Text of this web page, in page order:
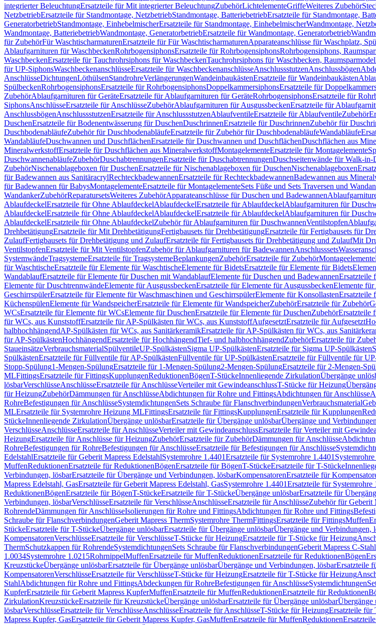
integrierter BeleuchtungErsatzteile für Mit integrierter BeleuchtungZubehörLichtelementeGriffeWeiteres Zubehör
NetzbetriebErsatzteile für Standmontage, NetzbetriebStandmontage, BatteriebetriebErsatzteile für Standmontage,
GeneratorbetriebStandmontage, EinhebelmischerErsatzteile für Standmontage, EinhebelmischerWandmontage,
Wandmontage, BatteriebetriebWandmontage, GeneratorbetriebErsatzteile für Wandmontage, Generatorbetrieb
für ZubehörFür WaschtischarmaturenErsatzteile für Für WaschtischarmaturenApparateanschlüsse für Waschplatz,
Ablaufgarnituren für WaschbeckenRohrbogensiphonsErsatzteile für RohrbogensiphonsRohrbogensiphons,
WaschbeckenErsatzteile für Tauchrohrsiphons für WaschbeckenTauchrohrsiphons für Waschbecken,
für UP-SiphonsWaschbeckenanschlüsseErsatzteile für WaschbeckenanschlüsseAnschlussstutzenAnschlussbögen
AnschlüsseDichtungenLöthülsenStandrohreVerlängerungenWandeinbaukästenErsatzteile für Wandeinbaukästen
SpülbeckenRohrbogensiphonsErsatzteile für RohrbogensiphonsDoppelkammersiphonsErsatzteile für
ZubehörAblaufgarnituren für GeräteErsatzteile für Ablaufgarnituren für GeräteRohrbogensiphonsErsatzteile für
SiphonsAnschlüsseErsatzteile für AnschlüsseZubehörAblaufgarnituren für AusgussbeckenErsatzteile für
AnschlussbögenAnschlussstutzenErsatzteile für AnschlussstutzenAblaufventileErsatzteile für AblaufventileZubehör
DuschenErsatzteile für Bodenentwässerung für DuschenDuschrinnenErsatzteile für DuschrinnenZubehör für
DuschbodenabläufeZubehör für DuschbodenabläufeErsatzteile für Zubehör für DuschbodenabläufeWandabläufe
WandabläufeDuschwannen und DuschflächenErsatzteile für Duschwannen und DuschflächenDuschflächen aus
MineralwerkstoffErsatzteile für Duschflächen aus MineralwerkstoffMontagelementeErsatzteile für Montagelemente
DuschwannenabläufeZubehörDuschabtrennungenErsatzteile für DuschabtrennungenDuschseitenwände für Walk-in-
ZubehörNischenablageboxen für DuschenErsatzteile für Nischenablageboxen für DuschenNischenablageboxen
für Badewannen aus SanitäracrylRechteckbadewannenErsatzteile für RechteckbadewannenBadewannen aus
für Badewannen für BabysMontagelementeErsatzteile für MontagelementeSets Füße und Sets Traversen und
WandankerZubehörReparatursetsWeiteres ZubehörApparateanschlüsse für Duschen und Badewannen
AblaufdeckelErsatzteile für Ohne AblaufdeckelAblaufdeckelErsatzteile für AblaufdeckelAblaufgarnituren für
AblaufdeckelErsatzteile für Ohne AblaufdeckelAblaufdeckelErsatzteile für AblaufdeckelAblaufgarnituren für
AblaufdeckelErsatzteile für Ohne AblaufdeckelZubehör für Ablaufgarnituren für DuschwannenVentilstopfen
DrehbetätigungErsatzteile für Mit DrehbetätigungFertigbausets für DrehbetätigungErsatzteile für Fertigbausets für
ZulaufFertigbausets für Drehbetätigung und ZulaufErsatzteile für Fertigbausets für Drehbetätigung und ZulaufMit
VentilstopfenErsatzteile für Mit VentilstopfenZubehör für Ablaufgarnituren für BadewannenAnschlusssets
SystemwändeTragsystemeErsatzteile für TragsystemeBeplankungenZubehörErsatzteile für ZubehörMontageelemente
für WaschtischeErsatzteile für Elemente für WaschtischeElemente für BidetsErsatzteile für Elemente für Bidets
WandablaufErsatzteile für Elemente für Duschen mit WandablaufElemente für Duschen und BadewannenErsatzteile
Elemente für DuschtrennwändeElemente für AusgussbeckenErsatzteile für Elemente für AusgussbeckenElemente für
GeschirrspülerErsatzteile für Elemente für Waschmaschinen und GeschirrspülerElemente für KonsollastenErsatzteile
KüchenspülenElemente für WandspeicherErsatzteile für Elemente für WandspeicherZubehörErsatzteile für Zubehör
WCsErsatzteile für Elemente für WCsElemente für DuschenErsatzteile für Elemente für DuschenZubehörErsatzteile
für WCs, aus KunststoffErsatzteile für AP-Spülkästen für WCs, aus KunststoffAufgesetztErsatzteile für Aufgesetzt
halbhochhängendAP-Spülkästen für WCs, aus SanitärkeramikErsatzteile für AP-Spülkästen für WCs, aus
für AP-SpülkästenHochhängendErsatzteile für HochhängendTief- und halbhochhängendZubehörErsatzteile für
StaueinsätzeVerbrauchsmaterialSpülventileUP-SpülkästenSigma UP-SpülkästenErsatzteile für Sigma UP-Spülkästen
SpülkästenErsatzteile für Füllventile für AP-SpülkästenFüllventile für UP-SpülkästenErsatzteile für Füllventile für
Stopp-Spülung1-Mengen-SpülungErsatzteile für 1-Mengen-Spülung2-Mengen-SpülungErsatzteile für 2-Mengen-
MLFittingsErsatzteile für FittingsKupplungenReduktionenBögenT-StückeInnenliegende ZirkulationÜbergänge
lösbarVerschlüsseAnschlüsseErsatzteile für AnschlüsseVerteiler mit GewindeanschlussT-Stücke für Heizung
für HeizungZubehörDämmungen für AnschlüsseAbdichtungen für Rohre und FittingsAbdichtungen für Anschlüsse
RohreBefestigungen für AnschlüsseSystemdichtungenSets Schraube für FlanschverbindungenVerbrauchsmaterial
MLErsatzteile für Systemrohre Heizung MLFittingsErsatzteile für FittingsKupplungenErsatzteile für Kupplungen
StückeInnenliegende ZirkulationÜbergänge unlösbarErsatzteile für Übergänge unlösbarÜbergänge und
VerschlüsseAnschlüsseErsatzteile für AnschlüsseVerteiler mit GewindeanschlussErsatzteile für Verteiler mit
HeizungErsatzteile für Anschlüsse für HeizungZubehörErsatzteile für ZubehörDämmungen für Anschlüsse
RohreBefestigungen für RohreBefestigungen für AnschlüsseErsatzteile für Befestigungen für Anschlüsse
EdelstahlErsatzteile für Geberit Mapress EdelstahlSystemrohre 1.4401Ersatzteile für Systemrohre 1.4401 Systemrohre
MuffenReduktionenErsatzteile für ReduktionenBögenErsatzteile für BögenT-StückeErsatzteile für T-Stücke
Verbindungen, lösbarErsatzteile für Übergänge und Verbindungen, lösbarKompensatorenErsatzteile für
Mapress Edelstahl, GasErsatzteile für Geberit Mapress Edelstahl, GasSystemrohre 1.4401Ersatzteile für Systemrohre
ReduktionenBögenErsatzteile für BögenT-StückeErsatzteile für T-StückeÜbergänge unlösbarErsatzteile für
Verbindungen, lösbarVerschlüsseErsatzteile für VerschlüsseAnschlüsseErsatzteile für AnschlüsseZubehör für Geberit
RohrendeDämmungen für AnschlüsseIsolierungen für Rohre und FittingsAbdichtungen für Rohre und Fittings
Schraube für FlanschverbindungenGeberit Mapress ThermSystemrohre ThermFittingsErsatzteile für FittingsMuffen
StückeErsatzteile für T-StückeÜbergänge unlösbarErsatzteile für Übergänge unlösbarÜbergänge und Verbindungen,
KompensatorenVerschlüsseErsatzteile für VerschlüsseT-Stücke für HeizungErsatzteile für T-Stücke für Heizung
ThermSchutzkappen für RohrendeSystemdichtungenSets Schraube für FlanschverbindungenGeberit Mapress C-Stahl
1.0034Systemrohre 1.0215RohrnippelMuffenErsatzteile für MuffenReduktionenErsatzteile für ReduktionenBögen
KreuzstückeÜbergänge unlösbarErsatzteile für Übergänge unlösbarÜbergänge und Verbindungen, lösbarErsatzteile
KompensatorenVerschlüsseErsatzteile für VerschlüsseT-Stücke für HeizungErsatzteile für T-Stücke für Heizung
StahlAbdichtungen für Rohre und FittingsAbdeckungen für RohreBefestigungen für AnschlüsseSystemdichtungen
KupferErsatzteile für Geberit Mapress KupferMuffenErsatzteile für MuffenReduktionenErsatzteile für Reduktionen
ZirkulationKreuzstückeErsatzteile für KreuzstückeÜbergänge unlösbarErsatzteile für Übergänge unlösbarÜbergänge
lösbarVerschlüsseErsatzteile für VerschlüsseAnschlüsseErsatzteile für AnschlüsseT-Stücke für HeizungErsatzteile für
Mapress Kupfer, GasErsatzteile für Geberit Mapress Kupfer, GasMuffenErsatzteile für MuffenReduktionen